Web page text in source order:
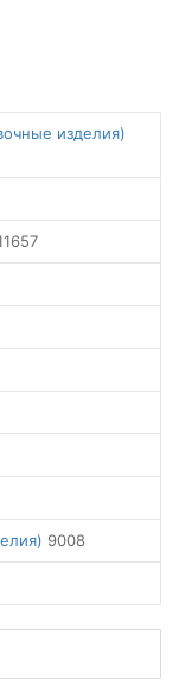
изделия)
9008